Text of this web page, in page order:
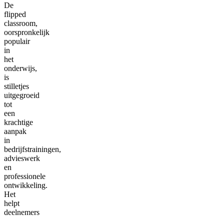
De
flipped
classroom,
oorspronkelijk
populair
in
het
onderwijs,
is
stilletjes
uitgegroeid
tot
een
krachtige
aanpak
in
bedrijfstrainingen,
advieswerk
en
professionele
ontwikkeling.
Het
helpt
deelnemers